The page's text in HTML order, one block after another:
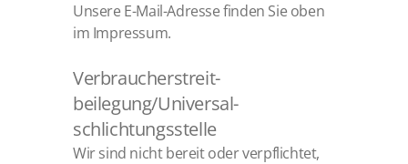
Unsere E-Mail-Adresse finden Sie oben
im Impressum.
Verbraucher­streit­
beilegung/Universal­
schlichtungs­stelle
Wir sind nicht bereit oder verpflichtet,